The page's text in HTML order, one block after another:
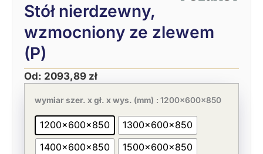
Stół nierdzewny,
wzmocniony ze zlewem
(P)
Od: 2093,89 zł
wymiar szer. x gł. x wys. (mm) : 1200x600x850
1200x600x850
1300x600x850
1400x600x850
1500x600x850
Pierwotna
cena
wynosiła:
3221,37 zł.
Aktualna
cena
wynosi:
2093,89 zł.
Stół
nierdzewny,
wzmocniony
zlewem